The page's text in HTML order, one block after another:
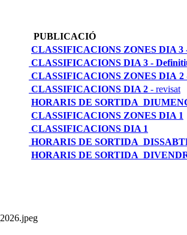
PUBLICACIÓ
CLASSIFICACIONS ZONES DIA 3
CLASSIFICACIONS DIA 3 -
CLASSIFICACIONS ZONES DIA 2
CLASSIFICACIONS DIA 2 - revisat
HORARIS DE SORTIDA
CLASSIFICACIONS ZONES DIA 1
CLASSIFICACIONS DIA 1
HORARIS DE SORTIDA
HORARIS DE SORTIDA